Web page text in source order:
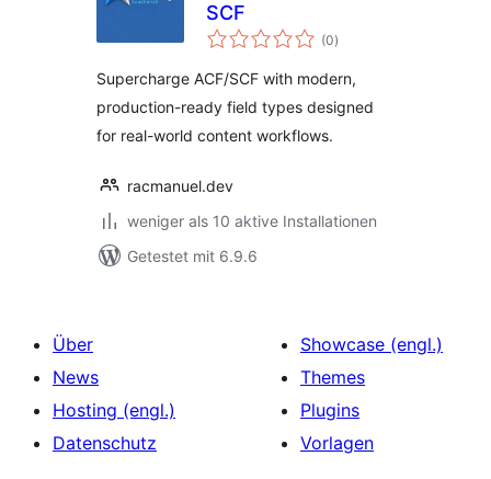
SCF
(0Bewertungen
insgesamt
)
Supercharge ACF/SCF with modern,
production-ready field types designed
for real-world content workflows.
racmanuel.dev
weniger als 10 aktive Installationen
Getestet mit 6.9.6
Über
News
Hosting (engl.)
Datenschutz
Showcase (engl.)
Themes
Plugins
Vorlagen